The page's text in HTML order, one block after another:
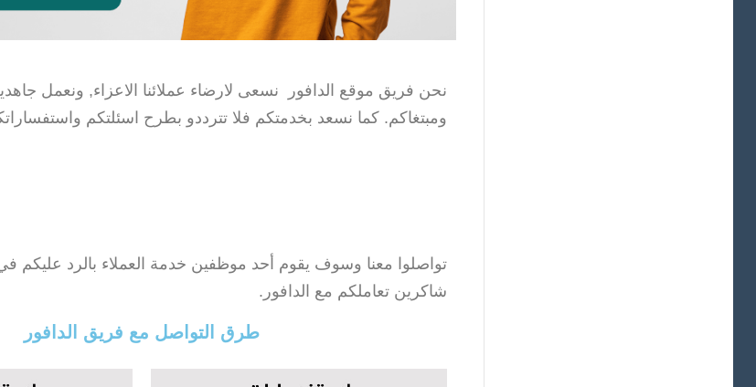
نحن فريق موقع الدافور نسعى لارضاء عملائنا الاعزاء, ونعمل
ومبتغاكم. كما نسعد بخدمتكم فلا تترددو بطرح اسئلتكم
تواصلوا معنا وسوف يقوم أحد موظفين خدمة العملاء بالرد
شاكرين تعاملكم مع الدافور.
طرق التواصل مع فريق الدافور